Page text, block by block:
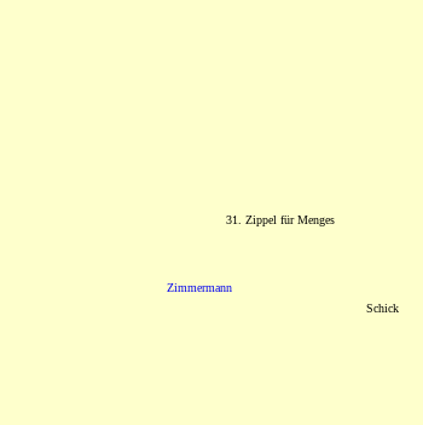
31. Zippel für Menges
Zimmermann
Schick